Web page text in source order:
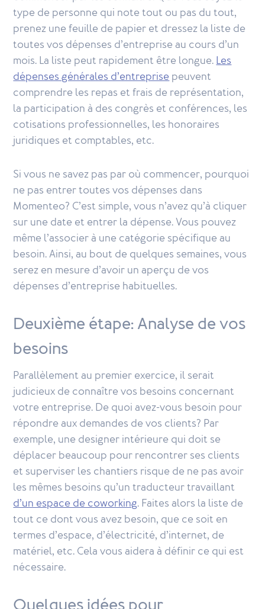
type de personne qui note tout ou pas du tout,
prenez une feuille de papier et dressez la liste de
toutes vos dépenses d’entreprise au cours d’un
mois. La liste peut rapidement être longue.Les
dépenses générales d’entreprisepeuvent
comprendre les repas et frais de représentation,
la participation à des congrès et conférences, les
cotisations professionnelles, les honoraires
juridiques et comptables, etc.
Si vous ne savez pas par où commencer, pourquoi
ne pas entrer toutes vos dépenses dans
Momenteo? C’est simple, vous n’avez qu’à cliquer
sur une date et entrer la dépense. Vous pouvez
même l’associer à une catégorie spécifique au
besoin. Ainsi, au bout de quelques semaines, vous
serez en mesure d’avoir un aperçu de vos
dépenses d’entreprise habituelles.
Deuxième étape: Analyse de vos
besoins
Parallèlement au premier exercice, il serait
judicieux de connaître vos besoins concernant
votre entreprise. De quoi avez-vous besoin pour
répondre aux demandes de vos clients? Par
exemple, une designer intérieure qui doit se
déplacer beaucoup pour rencontrer ses clients
et superviser les chantiers risque de ne pas avoir
les mêmes besoins qu’un traducteur travaillant
d’un espace de coworking. Faites alors la liste de
tout ce dont vous avez besoin, que ce soit en
termes d’espace, d’électricité, d’internet, de
matériel, etc. Cela vous aidera à définir ce qui est
nécessaire.